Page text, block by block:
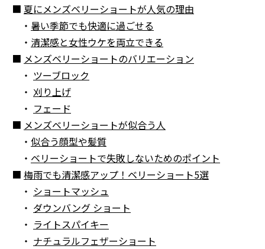
■ 夏にメンズベリーショートが人気の理由
・ 暑い季節でも快適に過ごせる
・ 清潔感と女性ウケを両立できる
■ メンズベリーショートのバリエーション
・ ツーブロック
・ 刈り上げ
・ フェード
■ メンズベリーショートが似合う人
・ 似合う顔型や髪質
・ ベリーショートで失敗しないためのポイント
■ 梅雨でも清潔感アップ！ベリーショート5選
・ ショートマッシュ
・ ダウンバング ショート
・ ライトスパイキー
・ ナチュラルフェザーショート